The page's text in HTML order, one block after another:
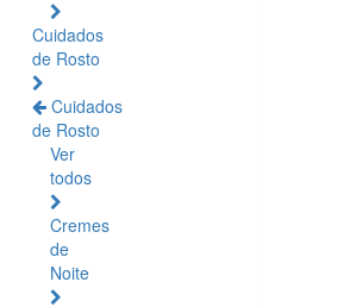
Cuidados
de Rosto
Cuidados
de Rosto
Ver
todos
Cremes
de
Noite